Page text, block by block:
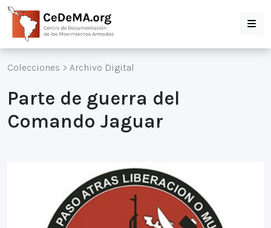
Colecciones > Archivo Digital
Parte de guerra del
Comando Jaguar